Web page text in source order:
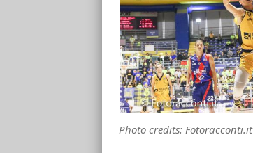
Photo credits: Fotoracconti.it